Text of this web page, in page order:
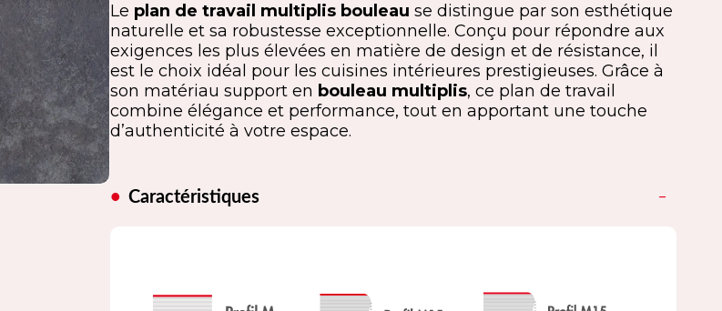
Le plan de travail multiplis bouleau se distingue par son esthétique
naturelle et sa robustesse exceptionnelle. Conçu pour répondre aux
exigences les plus élevées en matière de design et de résistance, il
est le choix idéal pour les cuisines intérieures prestigieuses. Grâce à
son matériau support en bouleau multiplis, ce plan de travail
combine élégance et performance, tout en apportant une touche
d’authenticité à votre espace.
Caractéristiques